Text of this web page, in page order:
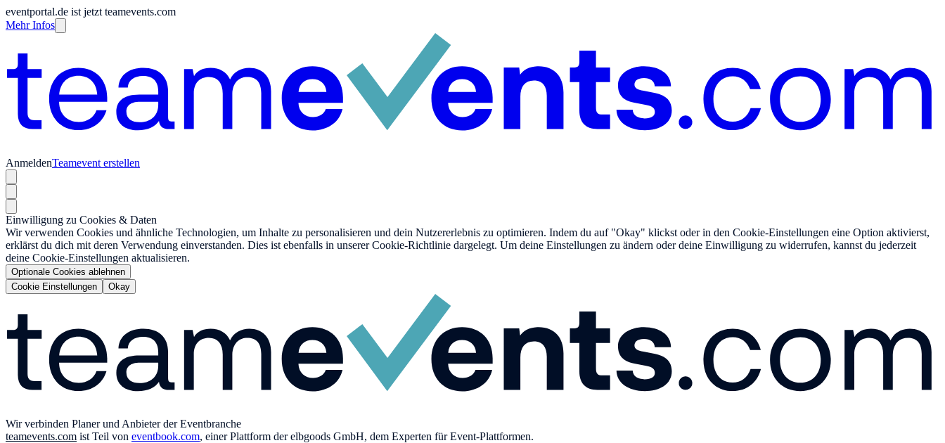
eventportal.de ist jetzt teamevents.com
Mehr Infos
AnmeldenTeamevent erstellen
Einwilligung zu Cookies & Daten
Wir verwenden Cookies und ähnliche Technologien, um Inhalte zu personalisieren und dein Nutzererlebnis zu optimieren. Indem du auf "Okay" klickst oder in den Cookie-Einstellungen eine Option aktivierst,
erklärst du dich mit deren Verwendung einverstanden. Dies ist ebenfalls in unserer Cookie-Richtlinie dargelegt. Um deine Einstellungen zu ändern oder deine Einwilligung zu widerrufen, kannst du jederzeit
deine Cookie-Einstellungen aktualisieren.
Optionale Cookies ablehnen
Cookie Einstellungen
Okay
Wir verbinden Planer und Anbieter der Eventbranche
teamevents.com ist Teil von eventbook.com, einer Plattform der elbgoods GmbH, dem Experten für Event-Plattformen.